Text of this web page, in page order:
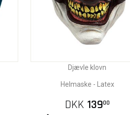
Djævle klovn
Helmaske - Latex
DKK 13900